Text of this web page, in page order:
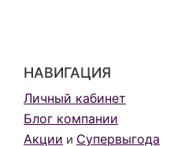
НАВИГАЦИЯ
Личный кабинет
Блог компании
Акции и Супервыгода